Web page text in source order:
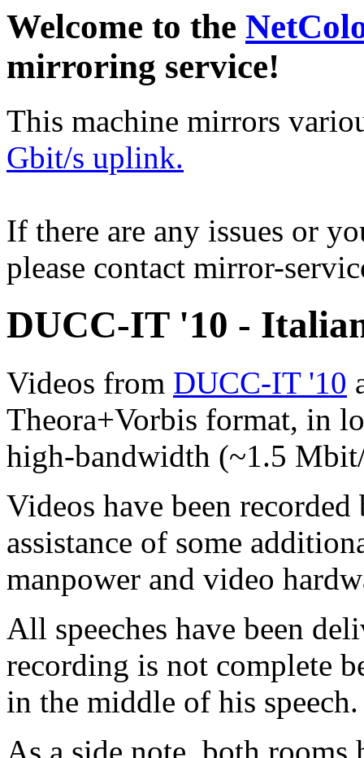
Welcome to the
mirroring service!
This machine mirrors
Gbit/s uplink.
If there are any issues or
please contact mirror-
DUCC-IT '10 -
Videos from DUCC-IT '10
Theora+Vorbis format, in
high-bandwidth (~1.5
Videos have been
assistance of some
manpower and video
All speeches have been
recording is not complete
in the middle of his speech.
As a side note, both